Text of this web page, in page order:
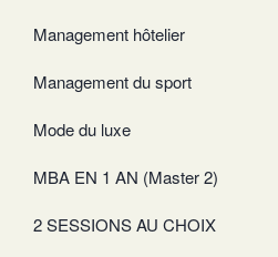
Management hôtelier
Management du sport
Mode du luxe
MBA EN 1 AN (Master 2)
2 SESSIONS AU CHOIX